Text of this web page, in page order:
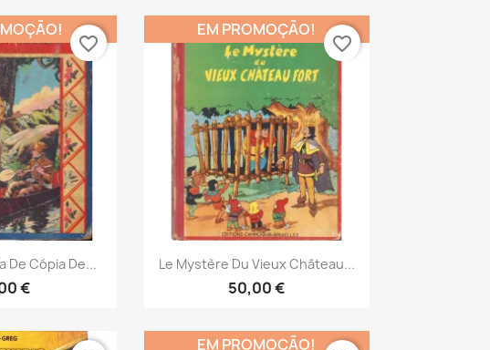
rápida
De Cópia De...
€
favorite_border
Vista rápida
Le Mystère Du Vieux Château...
50,00 €
EM PROMOÇÃO!
favorite_border
EM PROMOÇÃO!